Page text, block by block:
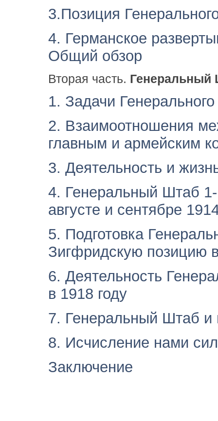
3.Позиция
4. Германское
Общий обзор
Вторая часть. Генеральный
1. Задачи
2. Взаимоотношения
главным и армейским
3. Деятельность и
4. Генеральный Штаб
августе и сентябре
5. Подготовка
Зигфридскую позицию
6. Деятельность
в 1918 году
7. Генеральный Штаб и
8. Исчисление нами
Заключение